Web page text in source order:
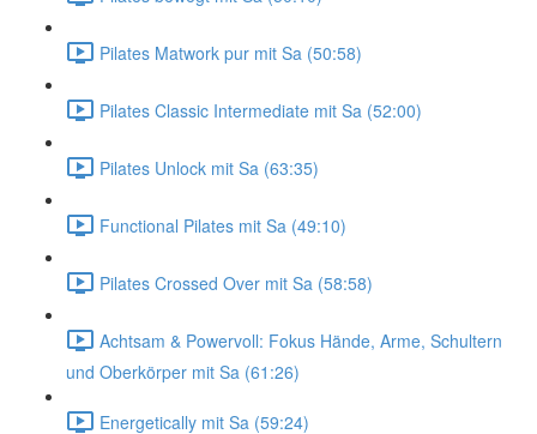
Pilates Matwork pur mit Sa (50:58)
Pilates Classic Intermediate mit Sa (52:00)
Pilates Unlock mit Sa (63:35)
Functional Pilates mit Sa (49:10)
Pilates Crossed Over mit Sa (58:58)
Achtsam & Powervoll: Fokus Hände, Arme, Schultern
und Oberkörper mit Sa (61:26)
Energetically mit Sa (59:24)